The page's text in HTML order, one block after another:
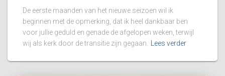
De eerste maanden van het nieuwe seizoen wil ik
beginnen met de opmerking, dat ik heel dankbaar ben
voor jullie geduld en genade de afgelopen weken, terwijl
wij als kerk door de transitie zijn gegaan.
Lees verder